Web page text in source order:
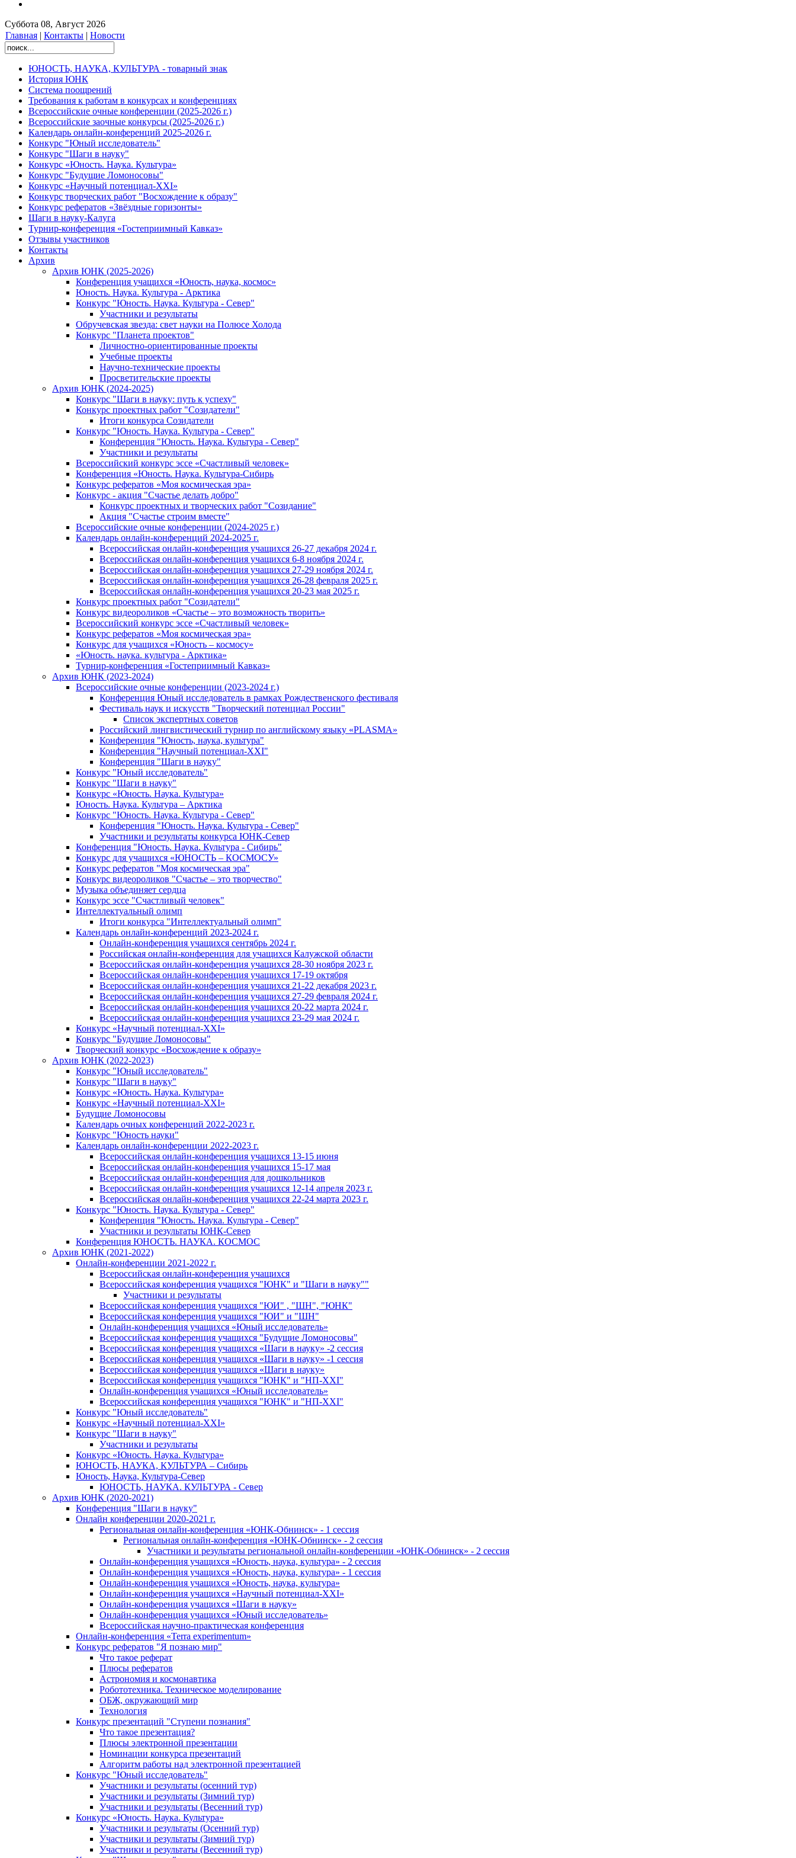
Суббота 08, Август 2026
Главная | Контакты | Новости
ЮНОСТЬ, НАУКА, КУЛЬТУРА - товарный знак
История ЮНК
Система поощрений
Требования к работам в конкурсах и конференциях
Всероссийские очные конференции (2025-2026 г.)
Всероссийские заочные конкурсы (2025-2026 г.)
Календарь онлайн-конференций 2025-2026 г.
Конкурс "Юный исследователь"
Конкурс "Шаги в науку"
Конкурс «Юность. Наука. Культура»
Конкурс "Будущие Ломоносовы"
Конкурс «Научный потенциал-XXI»
Конкурс творческих работ "Восхождение к образу"
Конкурс рефератов «Звёздные горизонты»
Шаги в науку-Калуга
Турнир-конференция «Гостеприимный Кавказ»
Отзывы участников
Контакты
Архив
Архив ЮНК (2025-2026)
Конференция учащихся «Юность, наука, космос»
Юность. Наука. Культура - Арктика
Конкурс "Юность. Наука. Культура - Север"
Участники и результаты
Обручевская звезда: свет науки на Полюсе Холода
Конкурс "Планета проектов"
Личностно-ориентированные проекты
Учебные проекты
Научно-технические проекты
Просветительские проекты
Архив ЮНК (2024-2025)
Конкурс "Шаги в науку: путь к успеху"
Конкурс проектных работ "Созидатели"
Итоги конкурса Созидатели
Конкурс "Юность. Наука. Культура - Север"
Конференция "Юность. Наука. Культура - Север"
Участники и результаты
Всероссийский конкурс эссе «Счастливый человек»
Конференция «Юность. Наука. Культура-Сибирь
Конкурс рефератов «Моя космическая эра»
Конкурс - акция "Счастье делать добро"
Конкурс проектных и творческих работ "Созидание"
Акция "Счастье строим вместе"
Всероссийские очные конференции (2024-2025 г.)
Календарь онлайн-конференций 2024-2025 г.
Всероссийская онлайн-конференция учащихся 26-27 декабря 2024 г.
Всероссийская онлайн-конференция учащихся 6-8 ноября 2024 г.
Всероссийская онлайн-конференция учащихся 27-29 ноября 2024 г.
Всероссийская онлайн-конференция учащихся 26-28 февраля 2025 г.
Всероссийская онлайн-конференция учащихся 20-23 мая 2025 г.
Конкурс проектных работ "Созидатели"
Конкурс видеороликов «Счастье – это возможность творить»
Всероссийский конкурс эссе «Счастливый человек»
Конкурс рефератов «Моя космическая эра»
Конкурс для учащихся «Юность – космосу»
«Юность. наука. культура - Арктика»
Турнир-конференция «Гостеприимный Кавказ»
Архив ЮНК (2023-2024)
Всероссийские очные конференции (2023-2024 г.)
Конференция Юный исследователь в рамках Рождественского фестиваля
Фестиваль наук и искусств "Творческий потенциал России"
Список экспертных советов
Российский лингвистический турнир по английскому языку «PLASMA»
Конференция "Юность, наука, культура"
Конференция "Научный потенциал-XXI"
Конференция "Шаги в науку"
Конкурс "Юный исследователь"
Конкурс "Шаги в науку"
Конкурс «Юность. Наука. Культура»
Юность. Наука. Культура – Арктика
Конкурс "Юность. Наука. Культура - Север"
Конференция "Юность. Наука. Культура - Север"
Участники и результаты конкурса ЮНК-Север
Конференция "Юность. Наука. Культура - Сибирь"
Конкурс для учащихся «ЮНОСТЬ – КОСМОСУ»
Конкурс рефератов "Моя космическая эра"
Конкурс видеороликов "Счастье – это творчество"
Музыка объединяет сердца
Конкурс эссе "Cчастливый человек"
Интеллектуальный олимп
Итоги конкурса "Интеллектуальный олимп"
Календарь онлайн-конференций 2023-2024 г.
Онлайн-конференция учащихся сентябрь 2024 г.
Российская онлайн-конференция для учащихся Калужской области
Всероссийская онлайн-конференция учащихся 28-30 ноября 2023 г.
Всероссийская онлайн-конференция учащихся 17-19 октября
Всероссийская онлайн-конференция учащихся 21-22 декабря 2023 г.
Всероссийская онлайн-конференция учащихся 27-29 февраля 2024 г.
Всероссийская онлайн-конференция учащихся 20-22 марта 2024 г.
Всероссийская онлайн-конференция учащихся 23-29 мая 2024 г.
Конкурс «Научный потенциал-XXI»
Конкурс "Будущие Ломоносовы"
Творческий конкурс «Восхождение к образу»
Архив ЮНК (2022-2023)
Конкурс "Юный исследователь"
Конкурс "Шаги в науку"
Конкурс «Юность. Наука. Культура»
Конкурс «Научный потенциал-XXI»
Будущие Ломоносовы
Календарь очных конференций 2022-2023 г.
Конкурс "Юность науки"
Календарь онлайн-конференции 2022-2023 г.
Всероссийская онлайн-конференция учащихся 13-15 июня
Всероссийская онлайн-конференция учащихся 15-17 мая
Всероссийская онлайн-конференция для дошкольников
Всероссийская онлайн-конференция учащихся 12-14 апреля 2023 г.
Всероссийская онлайн-конференция учащихся 22-24 марта 2023 г.
Конкурс "Юность. Наука. Культура - Север"
Конференция "Юность. Наука. Культура - Север"
Участники и результаты ЮНК-Север
Конференция ЮНОСТЬ. НАУКА. КОСМОС
Архив ЮНК (2021-2022)
Онлайн-конференции 2021-2022 г.
Всероссийская онлайн-конференция учащихся
Всероссийская конференция учащихся "ЮНК" и "Шаги в науку""
Участники и результаты
Всероссийская конференция учащихся "ЮИ" , "ШН", "ЮНК"
Всероссийская конференция учащихся "ЮИ" и "ШН"
Онлайн-конференция учащихся «Юный исследователь»
Всероссийская конференция учащихся "Будущие Ломоносовы"
Всероссийская конференция учащихся «Шаги в науку» -2 сессия
Всероссийская конференция учащихся «Шаги в науку» -1 сессия
Всероссийская конференция учащихся «Шаги в науку»
Всероссийская конференция учащихся "ЮНК" и "НП-XXI"
Онлайн-конференция учащихся «Юный исследователь»
Всероссийская конференция учащихся "ЮНК" и "НП-XXI"
Конкурс "Юный исследователь"
Конкурс «Научный потенциал-XXI»
Конкурс "Шаги в науку"
Участники и результаты
Конкурс «Юность. Наука. Культура»
ЮНОСТЬ, НАУКА, КУЛЬТУРА – Сибирь
Юность, Наука, Культура-Север
ЮНОСТЬ, НАУКА. КУЛЬТУРА - Север
Архив ЮНК (2020-2021)
Конференция "Шаги в науку"
Онлайн конференции 2020-2021 г.
Региональная онлайн-конференция «ЮНК-Обнинск» - 1 сессия
Региональная онлайн-конференция «ЮНК-Обнинск» - 2 сессия
Участники и результаты региональной онлайн-конференции «ЮНК-Обнинск» - 2 сессия
Онлайн-конференция учащихся «Юность, наука, культура» - 2 сессия
Онлайн-конференция учащихся «Юность, наука, культура» - 1 сессия
Онлайн-конференция учащихся «Юность, наука, культура»
Онлайн-конференция учащихся «Научный потенциал-XXI»
Онлайн-конференция учащихся «Шаги в науку»
Онлайн-конференция учащихся «Юный исследователь»
Всероссийская научно-практическая конференция
Онлайн-конференция «Terra experimentum»
Конкурс рефератов "Я познаю мир"
Что такое реферат
Плюсы рефератов
Астрономия и космонавтика
Робототехника. Техническое моделирование
ОБЖ, окружающий мир
Технология
Конкурс презентаций "Ступени познания"
Что такое презентация?
Плюсы электронной презентации
Номинации конкурса презентаций
Алгоритм работы над электронной презентацией
Конкурс "Юный исследователь"
Участники и результаты (осенний тур)
Участники и результаты (Зимний тур)
Участники и результаты (Весенний тур)
Конкурс «Юность. Наука. Культура»
Участники и результаты (Осенний тур)
Участники и результаты (Зимний тур)
Участники и результаты (Весенний тур)